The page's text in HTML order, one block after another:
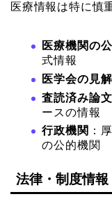
医療情報は特に慎
医療機関の
式情報
医学会の見解
査読済み論文
ースの情報
行政機関 ：
の公的機関
法律・制度情報